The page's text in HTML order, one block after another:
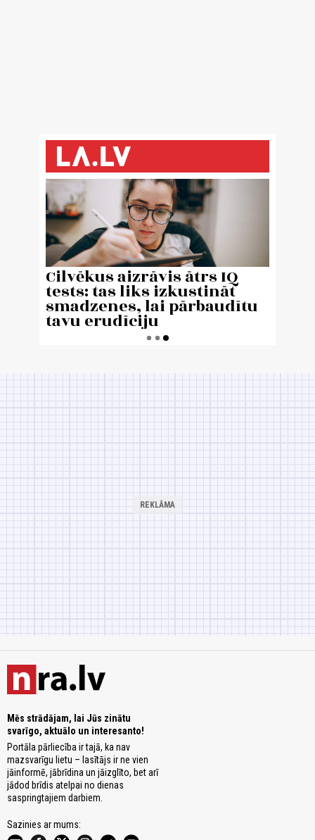
Mēs strādājam, lai Jūs zinātu
svarīgo, aktuālo un interesanto!
Portāla pārliecība ir tajā, ka nav
mazsvarīgu lietu – lasītājs ir ne vien
jāinformē, jābrīdina un jāizglīto, bet arī
jādod brīdis atelpai no dienas
saspringtajiem darbiem.
Sazinies ar mums: